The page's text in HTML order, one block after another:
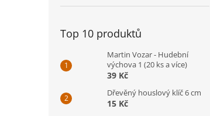
Top 10 produktů
Martin Vozar - Hudební
výchova 1 (20 ks a více)
39 Kč
Dřevěný houslový klíč 6 cm
15 Kč